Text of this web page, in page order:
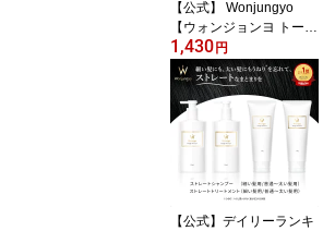
【公式】 Wonjungyo
【ウォンジョンヨ トーン
アップベース N】／瞬間
トーンアップベースがツ
ヤ肌に仕上がるナチュラ
ルタイプになってリニュ
ーアル！
1,430円
【公式】デイリーランキ